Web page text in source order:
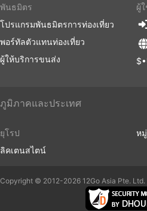
แล้ว ดังนั้นควรจัดการเดิน
พันธมิตร
โปรแกรมพันธมิตรการท่องเที่ยว
พอร์ทัลตัวแทนท่องเที่ยว
ผู้ให้บริการขนส่ง
ผู้
ภูมิภาคและประเทศ
ยุโรป
ลิคเตนสไตน์
ห
Copyright © 2012-2026 12Go Asia Pte. Ltd.